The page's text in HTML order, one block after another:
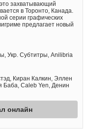
захватывающий
в Торонто, Канада.
серии графических
предлагает новый
Укр. Субтитры, Anilibria
Киран Калкин, Эллен
Баба, Caleb Yen, Денин
онлайн